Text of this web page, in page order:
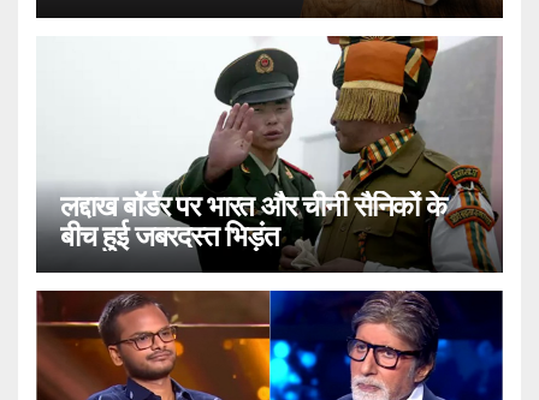
लद्दाख बॉर्डर पर भारत और चीनी सैनिकों के
बीच हुई जबरदस्त भिड़ंत